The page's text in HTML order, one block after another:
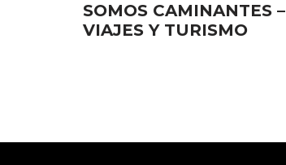
SOMOS CAMINANTES –
VIAJES Y TURISMO